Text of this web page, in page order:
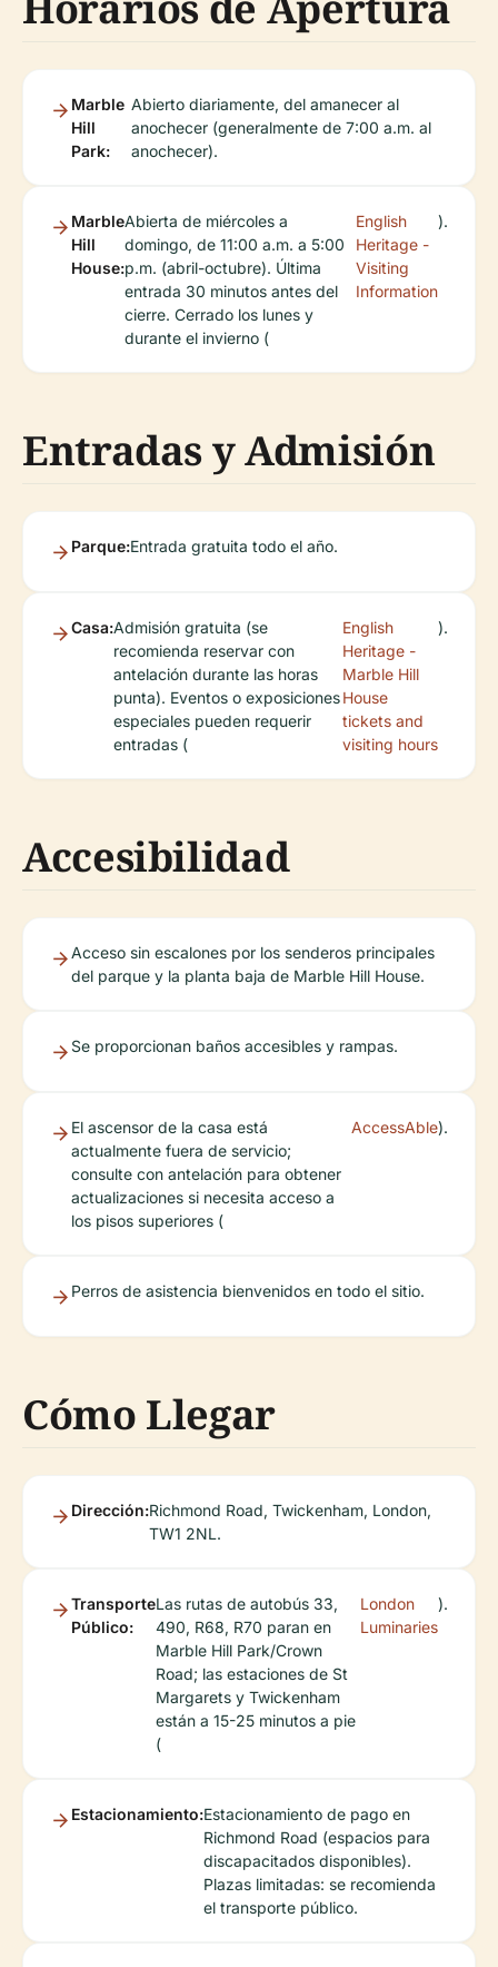
Marble
Hill
Park:
Abierto diariamente, del amanecer al
anochecer (generalmente de 7:00 a.m. al
anochecer).
Marble
Hill
House:
Abierta de miércoles a
domingo, de 11:00 a.m. a 5:00
p.m. (abril-octubre). Última
entrada 30 minutos antes del
cierre. Cerrado los lunes y
durante el invierno (
English
Heritage -
Visiting
Information
).
Entradas y Admisión
Parque:Entrada gratuita todo el año.
Casa:Admisión gratuita (se
recomienda reservar con
antelación durante las horas
punta). Eventos o exposiciones
especiales pueden requerir
entradas (
English
Heritage -
Marble Hill
House
tickets and
visiting hours
).
Accesibilidad
Acceso sin escalones por los senderos principales
del parque y la planta baja de Marble Hill House.
Se proporcionan baños accesibles y rampas.
El ascensor de la casa está
actualmente fuera de servicio;
consulte con antelación para obtener
actualizaciones si necesita acceso a
los pisos superiores (
AccessAble).
Perros de asistencia bienvenidos en todo el sitio.
Cómo Llegar
Dirección:Richmond Road, Twickenham, London,
TW1 2NL.
Transporte
Público:
Las rutas de autobús 33,
490, R68, R70 paran en
Marble Hill Park/Crown
Road; las estaciones de St
Margarets y Twickenham
están a 15-25 minutos a pie
(
London
Luminaries
).
Estacionamiento:Estacionamiento de pago en
Richmond Road (espacios para
discapacitados disponibles).
Plazas limitadas: se recomienda
el transporte público.